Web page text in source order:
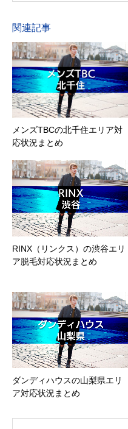
関連記事
メンズTBCの北千住エリア対
応状況まとめ
RINX（リンクス）の渋谷エリ
ア脱毛対応状況まとめ
ダンディハウスの山梨県エリ
ア対応状況まとめ